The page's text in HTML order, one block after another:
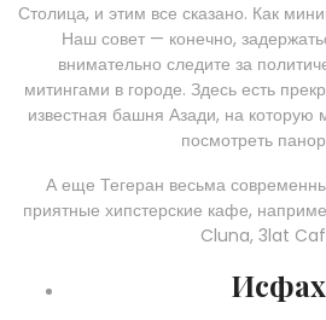
Столица, и этим все сказано. Как
Наш совет — конечно,
внимательно следите за
митингами в городе. Здесь есть
известная башня Азади, на которую
посмотреть
А еще Тегеран весьма
приятные хипстерские кафе,
Cluna, 3lat